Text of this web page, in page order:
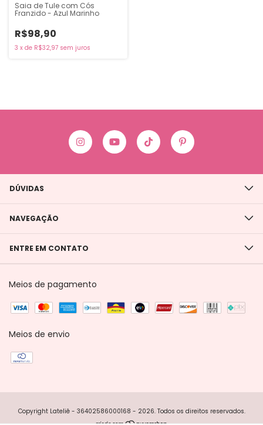
Saia de Tule com Cós
Franzido - Azul Marinho
R$98,90
3 x de R$32,97 sem juros
DÚVIDAS
NAVEGAÇÃO
ENTRE EM CONTATO
Meios de pagamento
Meios de envio
Copyright Lateliê - 36402586000168 - 2026. Todos os direitos reservados.